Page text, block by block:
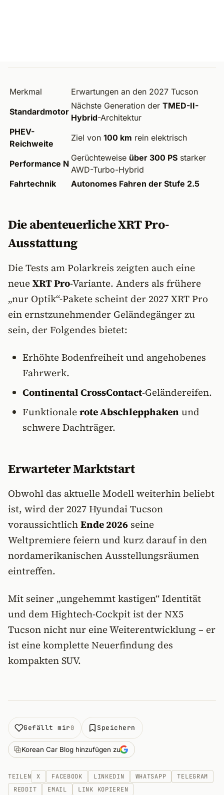
Merkmal
Erwartungen an den 2027 Tucson
Standardmotor
Nächste Generation der TMED-II-
Hybrid-Architektur
PHEV-
Reichweite
Ziel von 100 km rein elektrisch
Performance N
Gerüchteweise über 300 PS starker
AWD-Turbo-Hybrid
Fahrtechnik
Autonomes Fahren der Stufe 2.5
Die abenteuerliche XRT Pro-
Ausstattung
Die Tests am Polarkreis zeigten auch eine
neueXRT Pro-Variante. Anders als frühere
„nur Optik“-Pakete scheint der 2027 XRT Pro
ein ernstzunehmender Geländegänger zu
sein, der Folgendes bietet:
Erhöhte Bodenfreiheit und angehobenes
Fahrwerk.
Continental CrossContact-Geländereifen.
Funktionalerote Abschlepphakenund
schwere Dachträger.
Erwarteter Marktstart
Obwohl das aktuelle Modell weiterhin beliebt
ist, wird der 2027 Hyundai Tucson
voraussichtlichEnde 2026 seine
Weltpremiere feiern und kurz darauf in den
nordamerikanischen Ausstellungsräumen
eintreffen.
Mit seiner „ungehemmt kastigen“ Identität
und dem Hightech-Cockpit ist der NX5
Tucson nicht nur eine Weiterentwicklung – er
ist eine komplette Neuerfindung des
kompakten SUV.
Gefällt mir0 Speichern
Korean Car Blog hinzufügen zu
TEILEN X FACEBOOK LINKEDIN WHATSAPP
TELEGRAM
REDDIT
EMAIL LINK KOPIEREN